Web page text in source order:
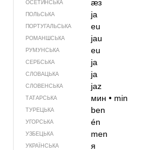
ОСЕТИНСЬКА ӕз
ПОЛЬСЬКА ja
ПОРТУГАЛЬСЬКА eu
РОМАНШСЬКА jau
РУМУНСЬКА eu
СЕРБСЬКА ја
СЛОВАЦЬКА ja
СЛОВЕНСЬКА jaz
ТАТАРСЬКА мин• min
ТУРЕЦЬКА ben
УГОРСЬКА én
УЗБЕЦЬКА men
УКРАЇНСЬКА я